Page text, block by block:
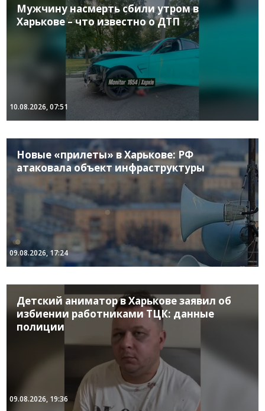
Мужчину насмерть сбили утром в
Харькове – что известно о ДТП
10.08.2026, 07:51
Новые «прилеты» в Харькове: РФ
атаковала объект инфраструктуры
09.08.2026, 17:24
Детский аниматор в Харькове заявил об
избиении работниками ТЦК: данные
полиции
09.08.2026, 19:36